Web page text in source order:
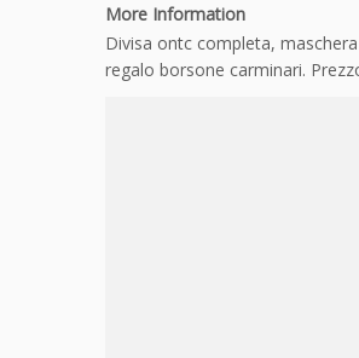
More Information
Divisa ontc completa,
regalo borsone carminari.